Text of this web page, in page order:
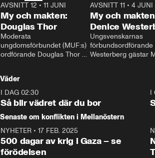
26:27
AVSNITT 12 • 11 JUNI
My och makten:
Douglas Thor
Moderata
ungdomsförbundet (MUF:s)
ordförande Douglas Thor
tonårsutvisningarna och hur
Moderaterna ska locka
väljare till valet i höst.
AVSNITT 11 •4 JUNI
My och
Denice
Ungsvenskarnas
förbundsordförande
Westerberg gästar
Väder
I DAG 02:30
Så blir vädret där du bor
I
Senaste om konflikten i Mellanöstern
NYHETER • 17 FEB. 2025
500 dagar av krig i Gaza – se
förödelsen